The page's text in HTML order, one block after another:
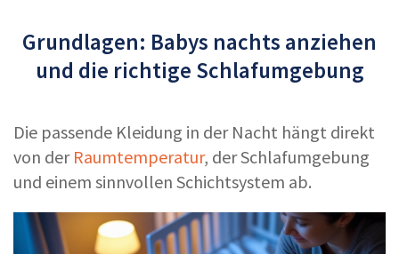
Grundlagen: Babys nachts anziehen
und die richtige Schlafumgebung
Die passende Kleidung in der Nacht hängt direkt
von der Raumtemperatur, der Schlafumgebung
und einem sinnvollen Schichtsystem ab.